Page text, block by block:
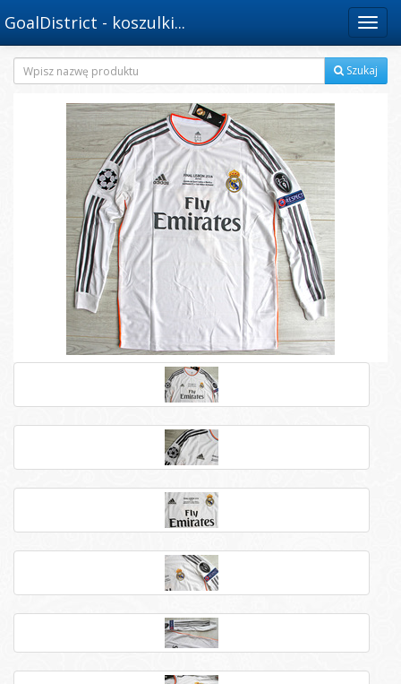
Menu
GoalDistrict - koszulki...
Szukaj